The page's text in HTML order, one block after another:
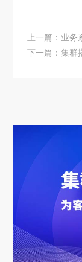
上一篇：业
下一篇：集群